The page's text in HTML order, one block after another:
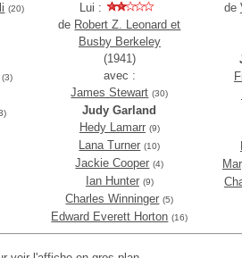
(20)
(3)
Lui :
de Robert Z. Leonard et
Busby Berkeley
(1941)
avec :
James Stewart (30)
Judy Garland
Hedy Lamarr (9)
Lana Turner (10)
Jackie Cooper (4)
Ian Hunter (9)
Charles Winninger (5)
Edward Everett Horton (16)
de